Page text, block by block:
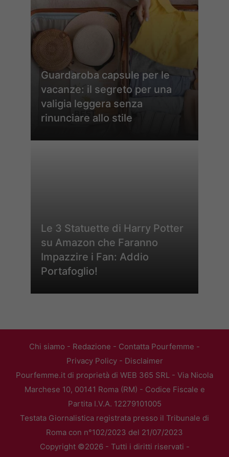
Guardaroba capsule per le
vacanze: il segreto per una
valigia leggera senza
rinunciare allo stile
Le 3 Statuette di Harry Potter
su Amazon che Faranno
Impazzire i Fan: Addio
Portafoglio!
Chi siamo - Redazione - Contatta Pourfemme -
Privacy Policy- Disclaimer
Pourfemme.it di proprietà di WEB 365 SRL - Via Nicola
Marchese 10, 00141 Roma (RM) - Codice Fiscale e
Partita I.V.A. 12279101005
Testata Giornalistica registrata presso il Tribunale di
Roma con n°102/2023 del 21/07/2023
Copyright ©2026 - Tutti i diritti riservati -